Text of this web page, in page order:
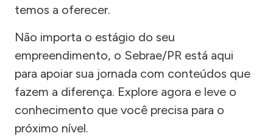
temos a oferecer.
Não importa o estágio do seu
empreendimento, o Sebrae/PR está aqui
para apoiar sua jornada com conteúdos que
fazem a diferença. Explore agora e leve o
conhecimento que você precisa para o
próximo nível.